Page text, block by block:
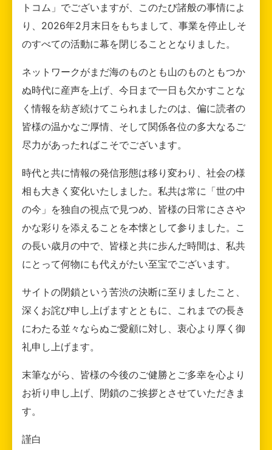
トコム」でございますが、このたび諸般の事情によ
り、2026年2月末日をもちまして、事業を停止しそ
のすべての活動に幕を閉じることとなりました。
ネットワークがまだ海のものとも山のものともつか
ぬ時代に産声を上げ、今日まで一日も欠かすことな
く情報を紡ぎ続けてこられましたのは、偏に読者の
皆様の温かなご厚情、そして関係各位の多大なるご
尽力があったればこそでございます。
時代と共に情報の発信形態は移り変わり、社会の様
相も大きく変化いたしました。私共は常に「世の中
の今」を独自の視点で見つめ、皆様の日常にささや
かな彩りを添えることを本懐として参りました。こ
の長い歳月の中で、皆様と共に歩んだ時間は、私共
にとって何物にも代えがたい至宝でございます。
サイトの閉鎖という苦渋の決断に至りましたこと、
深くお詫び申し上げますとともに、これまでの長き
にわたる並々ならぬご愛顧に対し、衷心より厚く御
礼申し上げます。
末筆ながら、皆様の今後のご健勝とご多幸を心より
お祈り申し上げ、閉鎖のご挨拶とさせていただきま
す。
謹白